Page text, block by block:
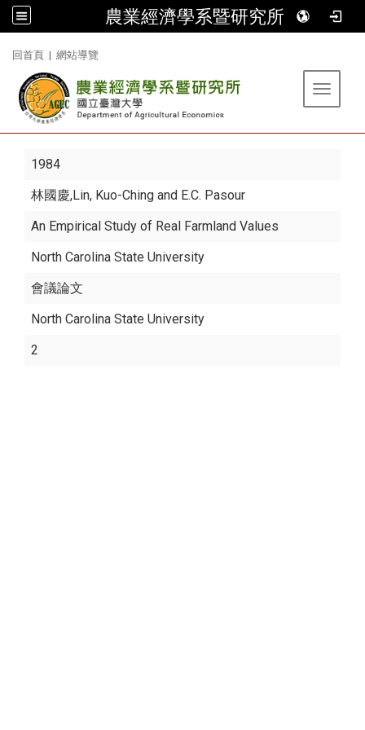
農業經濟學系暨研究所
回首頁 | 網站導覽
Toggle
1984
林國慶,Lin, Kuo-Ching and E.C. Pasour
An Empirical Study of Real Farmland Values
North Carolina State University
會議論文
North Carolina State University
2